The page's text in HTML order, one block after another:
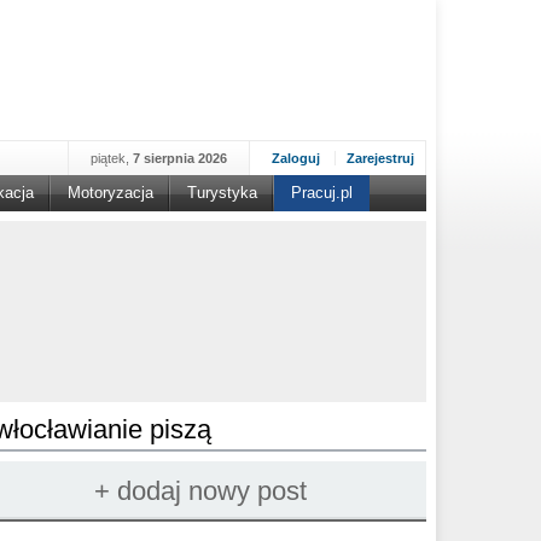
Zaloguj Zarejestruj
piątek, 7 sierpnia 2026
Motoryzacja Turystyka Pracuj.pl
piszą